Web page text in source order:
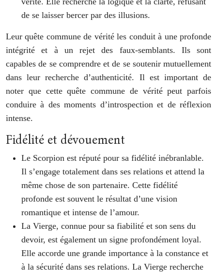
de se laisser bercer par des illusions.
Leur quête commune de vérité les conduit à une profonde
intégrité et à un rejet des faux-semblants. Ils sont
capables de se comprendre et de se soutenir mutuellement
dans leur recherche d’authenticité. Il est important de
noter que cette quête commune de vérité peut parfois
conduire à des moments d’introspection et de réflexion
intense.
Fidélité et dévouement
Le Scorpion est réputé pour sa fidélité inébranlable.
Il s’engage totalement dans ses relations et attend la
même chose de son partenaire. Cette fidélité
profonde est souvent le résultat d’une vision
romantique et intense de l’amour.
La Vierge, connue pour sa fiabilité et son sens du
devoir, est également un signe profondément loyal.
Elle accorde une grande importance à la constance et
à la sécurité dans ses relations. La Vierge recherche